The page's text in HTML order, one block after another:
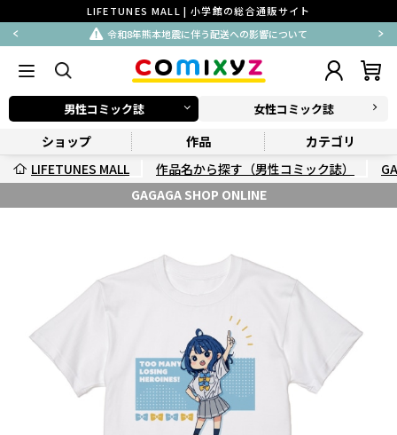
LIFETUNES MALL | 小学館の総合通販サイト
令和8年熊本地震に伴う配送への影響について
男性コミック誌 女性コミック誌
ショップ 作品
カテゴリ
LIFETUNES MALL
作品名から探す（男性コミック誌）
GAGAGA SHOP ONLINE